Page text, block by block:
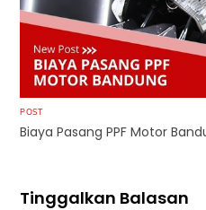
POST
Biaya Pasang PPF Motor
Tinggalkan Balasan